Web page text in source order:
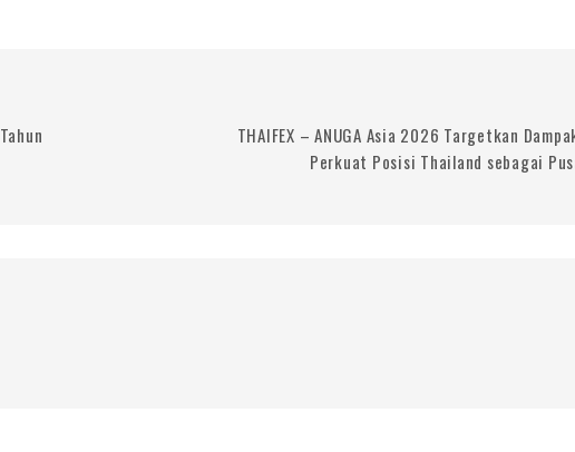
THAIFEX – ANUGA Asia 2026 Targetkan
Perkuat Posisi Thailand sebagai